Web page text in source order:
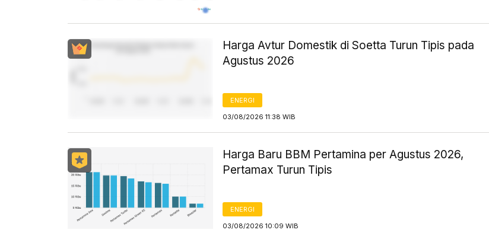
Harga Avtur Domestik di Soetta Turun Tipis pada
Agustus 2026
ENERGI
03/08/2026 11:38 WIB
Harga Baru BBM Pertamina per Agustus 2026,
Pertamax Turun Tipis
ENERGI
03/08/2026 10:09 WIB